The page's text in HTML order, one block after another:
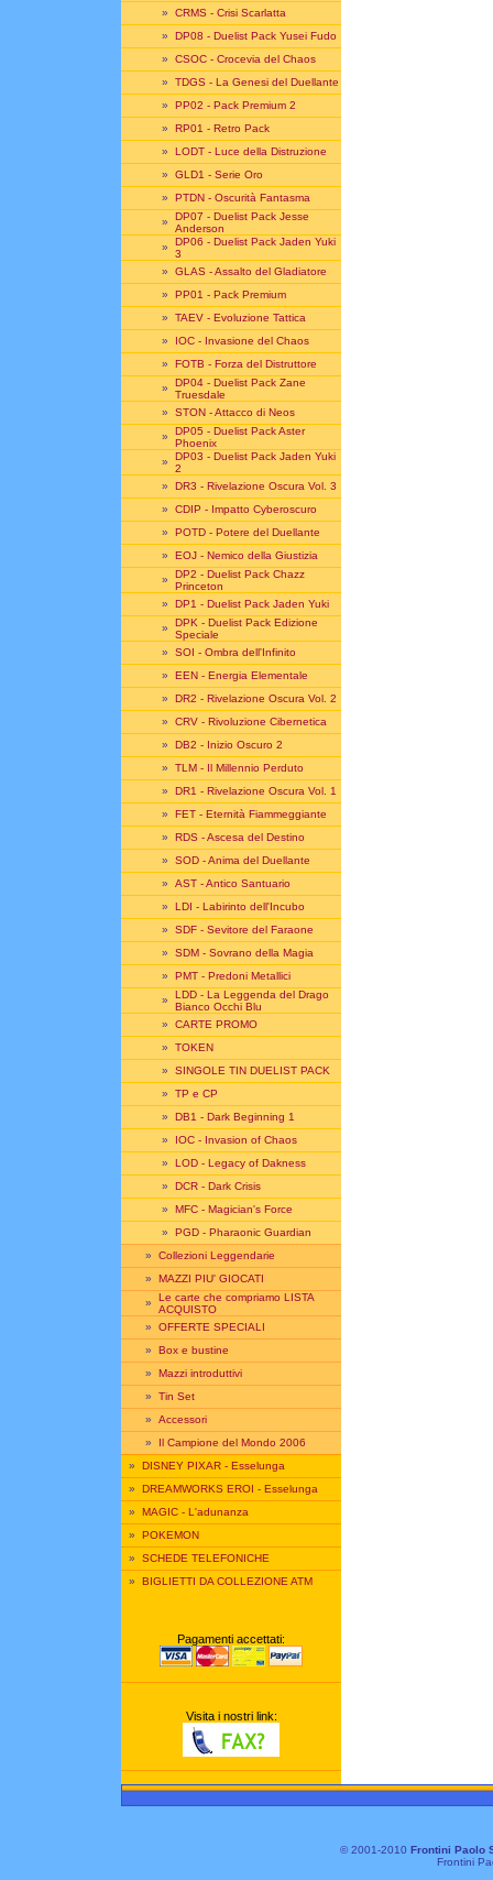
» CRMS - Crisi Scarlatta
» DP08 - Duelist Pack Yusei Fudo
» CSOC - Crocevia del Chaos
» TDGS - La Genesi del Duellante
» PP02 - Pack Premium 2
» RP01 - Retro Pack
» LODT - Luce della Distruzione
» GLD1 - Serie Oro
» PTDN - Oscurità Fantasma
» DP07 - Duelist Pack Jesse
Anderson
» DP06 - Duelist Pack Jaden Yuki
3
» GLAS - Assalto del Gladiatore
» PP01 - Pack Premium
» TAEV - Evoluzione Tattica
» IOC - Invasione del Chaos
» FOTB - Forza del Distruttore
» DP04 - Duelist Pack Zane
Truesdale
» STON - Attacco di Neos
» DP05 - Duelist Pack Aster
Phoenix
» DP03 - Duelist Pack Jaden Yuki
2
» DR3 - Rivelazione Oscura Vol. 3
» CDIP - Impatto Cyberoscuro
» POTD - Potere del Duellante
» EOJ - Nemico della Giustizia
» DP2 - Duelist Pack Chazz
Princeton
» DP1 - Duelist Pack Jaden Yuki
» DPK - Duelist Pack Edizione
Speciale
» SOI - Ombra dell'Infinito
» EEN - Energia Elementale
» DR2 - Rivelazione Oscura Vol. 2
» CRV - Rivoluzione Cibernetica
» DB2 - Inizio Oscuro 2
» TLM - Il Millennio Perduto
» DR1 - Rivelazione Oscura Vol. 1
» FET - Eternità Fiammeggiante
» RDS - Ascesa del Destino
» SOD - Anima del Duellante
» AST - Antico Santuario
» LDI - Labirinto dell'Incubo
» SDF - Sevitore del Faraone
» SDM - Sovrano della Magia
» PMT - Predoni Metallici
» LDD - La Leggenda del Drago
Bianco Occhi Blu
» CARTE PROMO
» TOKEN
» SINGOLE TIN DUELIST PACK
» TP e CP
» DB1 - Dark Beginning 1
» IOC - Invasion of Chaos
» LOD - Legacy of Dakness
» DCR - Dark Crisis
» MFC - Magician's Force
» PGD - Pharaonic Guardian
» Collezioni Leggendarie
» MAZZI PIU' GIOCATI
» Le carte che compriamo LISTA
ACQUISTO
» OFFERTE SPECIALI
» Box e bustine
» Mazzi introduttivi
» Tin Set
» Accessori
» Il Campione del Mondo 2006
» DISNEY PIXAR - Esselunga
» DREAMWORKS EROI - Esselunga
» MAGIC - L'adunanza
» POKEMON
» SCHEDE TELEFONICHE
» BIGLIETTI DA COLLEZIONE ATM
Pagamenti accettati:
Visita i nostri link:
© 2001-2010 Frontini Paolo
Frontini